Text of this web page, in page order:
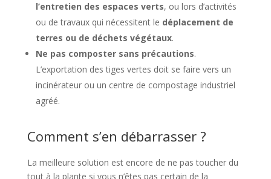
l’entretien des espaces verts, ou lors d’activités
ou de travaux qui nécessitent le déplacement de
terres ou de déchets végétaux.
Ne pas composter sans précautions.
L’exportation des tiges vertes doit se faire vers un
incinérateur ou un centre de compostage industriel
agréé.
Comment s’en débarrasser ?
La meilleure solution est encore de ne pas toucher du
tout à la plante si vous n’êtes pas certain de la